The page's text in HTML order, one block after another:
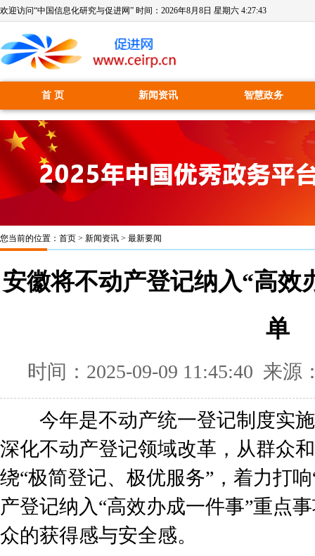
欢迎访问“中国信息化研究与促进网” 时间： 2026年8月8日 星期六 4:27:44
首 页 新闻资讯 智慧政务
您当前的位置： 首页 > 新闻资讯 > 最新要闻
安徽将不动产登记纳入“高效
单
时间：2025-09-09 11:45:40 来
今年是不动产统一登记制度实施
深化不动产登记领域改革，从群众
绕“极简登记、极优服务”，着力打
产登记纳入“高效办成一件事”重点
众的获得感与安全感。